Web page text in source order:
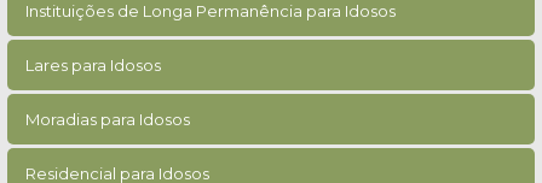
Instituições de Longa Permanência para Idosos
Lares para Idosos
Moradias para Idosos
Residencial para Idosos